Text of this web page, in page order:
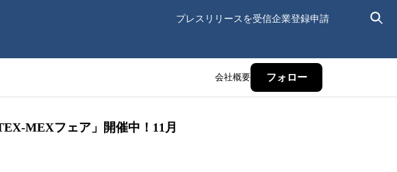
プレスリリースを受信企業登録申請
会社概要 フォロー
MEXフェア」開催中！11月